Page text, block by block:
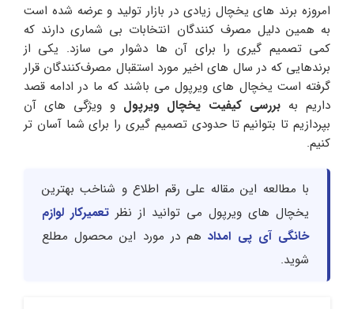
امروزه برند های یخچال زیادی در بازار تولید و عرضه شده است
به همین دلیل مصرف کنندگان انتخابات بی شماری دارند که
کمی تصمیم‌ گیری را برای آن ها دشوار می سازد. یکی از
برندهایی که در سال‌ های اخیر مورد استقبال مصرف‌کنندگان قرار
گرفته است یخچال های ویرپول می باشند که ما در ادامه قصد
داریم به بررسی کیفیت یخچال ویرپول و ویژگی های آن
بپردازیم تا بتوانیم تا حدودی تصمیم گیری را برای شما آسان تر
کنیم.
با مطالعه این مقاله علی رقم اطلاع و شناخب بهترین
یخچال های ویرپول می توانید از نظر تعمیرکار لوازم
خانگی آی پی امدادهم در مورد این محصول مطلع
شوید.